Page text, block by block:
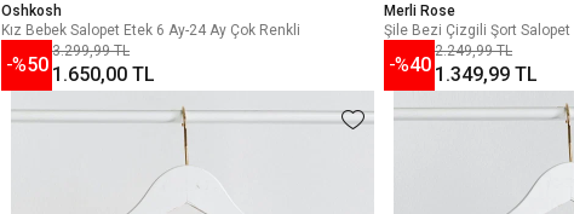
Oshkosh
Kız Bebek Salopet Etek 6 Ay-24 Ay Çok Renkli
-%50
3.299,99 TL
1.650,00 TL
Merli Rose
Şile Bezi Çizgili Şort Salopet
-%40
2.249,99 TL
1.349,99 TL